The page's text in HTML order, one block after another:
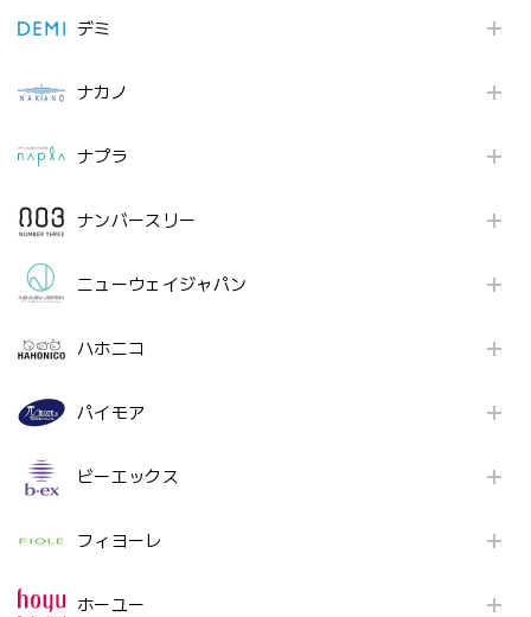
デミ
ナカノ
ナプラ
ナンバースリー
ニューウェイジャパン
ハホニコ
パイモア
ビーエックス
フィヨーレ
ホーユー